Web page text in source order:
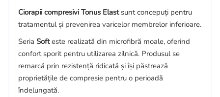
Ciorapii compresivi Tonus Elastsunt concepuți pentru
tratamentul și prevenirea varicelor membrelor inferioare.
Seria Softeste realizată din microfibră moale, oferind
confort sporit pentru utilizarea zilnică. Produsul se
remarcă prin rezistență ridicată și își păstrează
proprietățile de compresie pentru o perioadă
îndelungată.